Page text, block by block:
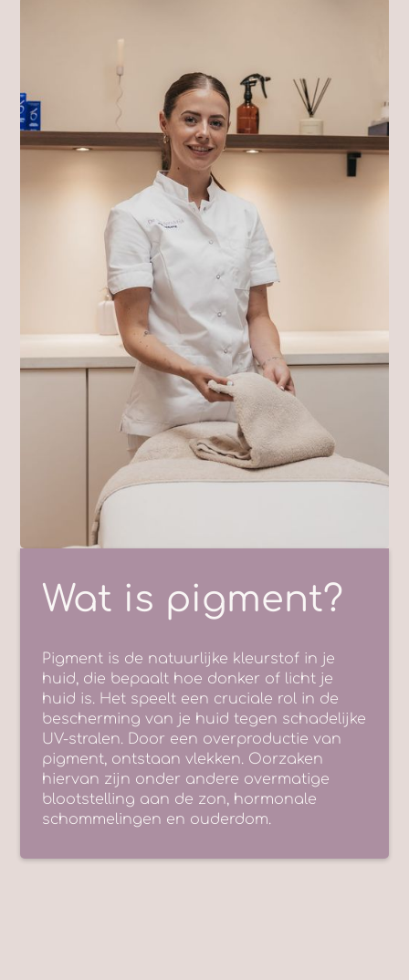
Wat is pigment?
Pigment is de natuurlijke kleurstof in je
huid, die bepaalt hoe donker of licht je
huid is. Het speelt een cruciale rol in de
bescherming van je huid tegen schadelijke
UV-stralen. Door een overproductie van
pigment, ontstaan vlekken. Oorzaken
hiervan zijn onder andere overmatige
blootstelling aan de zon, hormonale
schommelingen en ouderdom.